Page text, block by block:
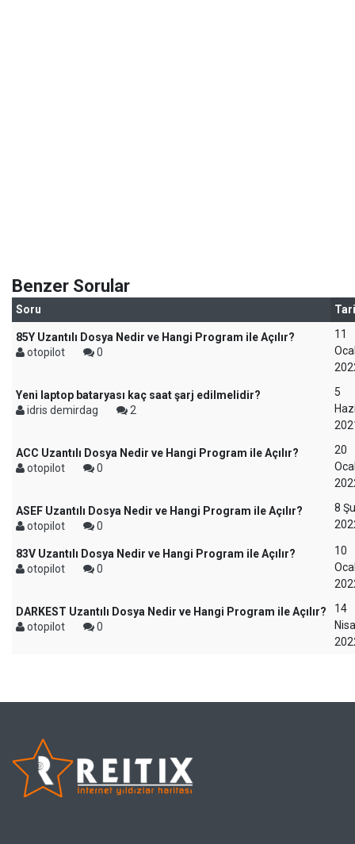
Benzer Sorular
Soru
85Y Uzantılı Dosya Nedir ve Hangi Program ile Açılır?
otopilot
0
11
Yeni laptop bataryası kaç saat şarj edilmelidir?
idris demirdag
2
5
ACC Uzantılı Dosya Nedir ve Hangi Program ile Açılır?
otopilot
0
20
ASEF Uzantılı Dosya Nedir ve Hangi Program ile Açılır?
otopilot
0
8
83V Uzantılı Dosya Nedir ve Hangi Program ile Açılır?
otopilot
0
10
DARKEST Uzantılı Dosya Nedir ve Hangi Program ile Açılır?
otopilot
0
14